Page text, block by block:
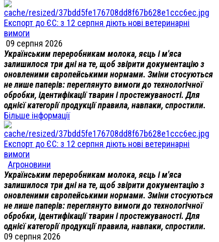
Експорт до ЄС: з 12 серпня діють нові ветеринарні
вимоги
09 серпня 2026
Українським переробникам молока, яєць і м'яса
залишилося три дні на те, щоб звірити документацію з
оновленими європейськими нормами. Зміни стосуються
не лише паперів: переглянуто вимоги до технологічної
обробки, ідентифікації тварин і простежуваності. Для
однієї категорії продукції правила, навпаки, спростили.
Більше інформації
Експорт до ЄС: з 12 серпня діють нові ветеринарні
вимоги
Агроновини
Українським переробникам молока, яєць і м'яса
залишилося три дні на те, щоб звірити документацію з
оновленими європейськими нормами. Зміни стосуються
не лише паперів: переглянуто вимоги до технологічної
обробки, ідентифікації тварин і простежуваності. Для
однієї категорії продукції правила, навпаки, спростили.
09 серпня 2026